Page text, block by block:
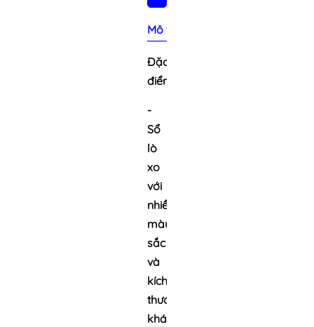
Mô tả sản phẩm
Đặc
điểm:
-
Sổ
lò
xo
với
nhiều
màu
sắc
và
kích
thước
khác